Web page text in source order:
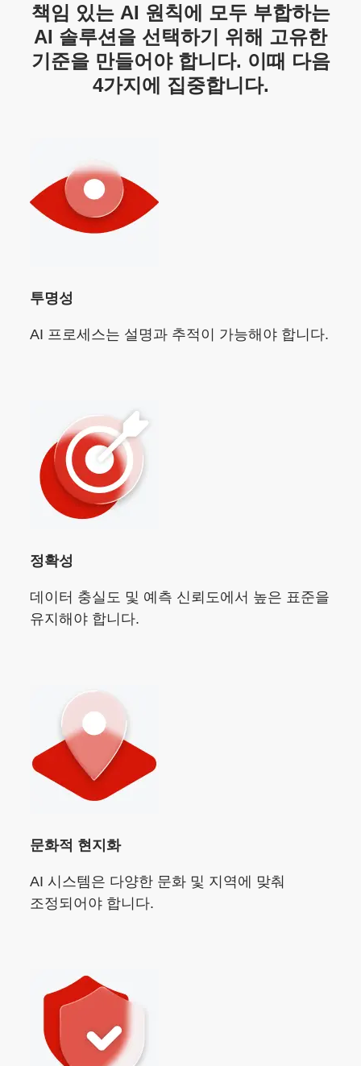
책임 있는 AI 원칙에 모두 부합하는
AI 솔루션을 선택하기 위해 고유한
기준을 만들어야 합니다. 이때 다음
4가지에 집중합니다.
투명성
AI 프로세스는 설명과 추적이 가능해야 합니다.
정확성
데이터 충실도 및 예측 신뢰도에서 높은 표준을
유지해야 합니다.
문화적 현지화
AI 시스템은 다양한 문화 및 지역에 맞춰
조정되어야 합니다.